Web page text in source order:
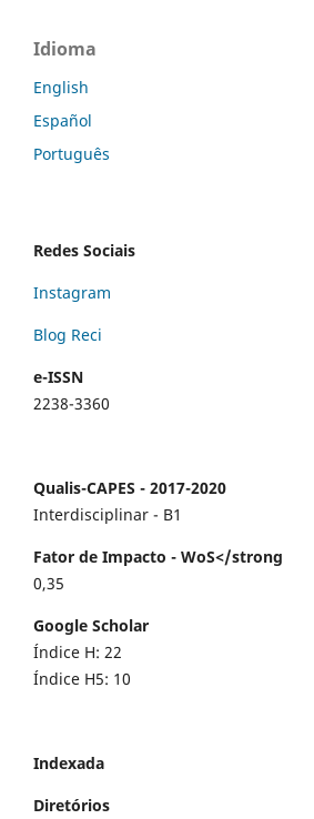
Idioma
English
Español
Português
Redes Sociais
Instagram
Blog Reci
e-ISSN
2238-3360
Qualis-CAPES - 2017-2020
Interdisciplinar - B1
Fator de Impacto - WoS</strong
0,35
Google Scholar
Índice H: 22
Índice H5: 10
Indexada
Diretórios